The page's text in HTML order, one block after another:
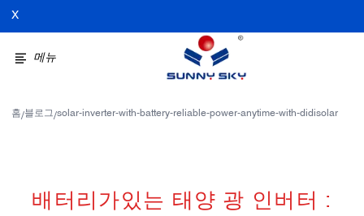
X
메뉴
홈/블로그/solar-inverter-with-battery-reliable-power-anytime-with-didisolar
배터리가있는 태양 광 인버터 :